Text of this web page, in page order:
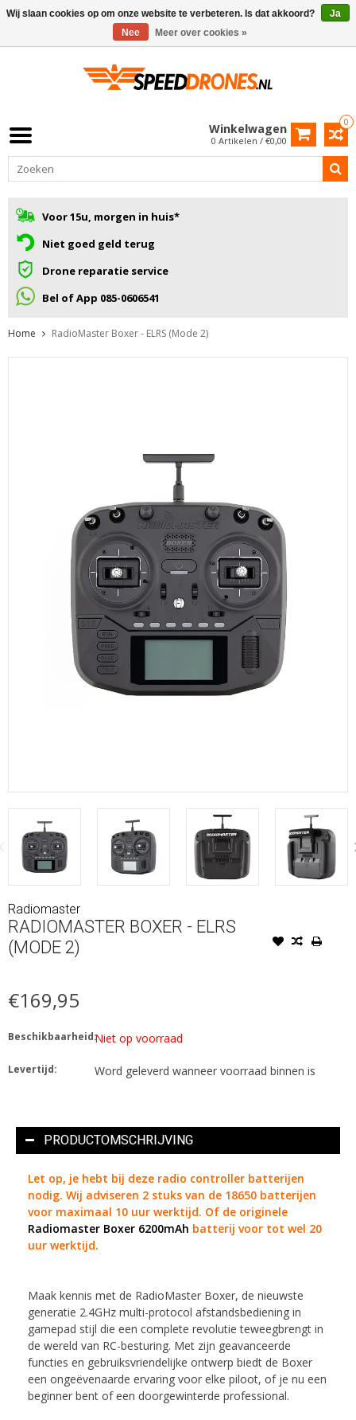
0
Winkelwagen
0 Artikelen / €0,00
Voor 15u, morgen in huis*
Niet goed geld terug
Drone reparatie service
Bel of App 085-0606541
Home RadioMaster Boxer - ELRS (Mode 2)
Radiomaster
RADIOMASTER BOXER - ELRS
(MODE 2)
€169,95
Beschikbaarheid:Niet op voorraad
Levertijd: Word geleverd wanneer voorraad binnen is
PRODUCTOMSCHRIJVING
Let op, je hebt bij deze radio controller batterijen
nodig. Wij adviseren 2 stuks van de 18650 batterijen
voor maximaal 10 uur werktijd. Of de originele
Radiomaster Boxer 6200mAh batterij voor tot wel 20
uur werktijd.
Maak kennis met de RadioMaster Boxer, de nieuwste
generatie 2.4GHz multi-protocol afstandsbediening in
gamepad stijl die een complete revolutie teweegbrengt in
de wereld van RC-besturing. Met zijn geavanceerde
functies en gebruiksvriendelijke ontwerp biedt de Boxer
een ongeëvenaarde ervaring voor elke piloot, of je nu een
beginner bent of een doorgewinterde professional.
Wij slaan cookies op om onze website te verbeteren. Is dat akkoord?
Ja
Nee
Meer over cookies »